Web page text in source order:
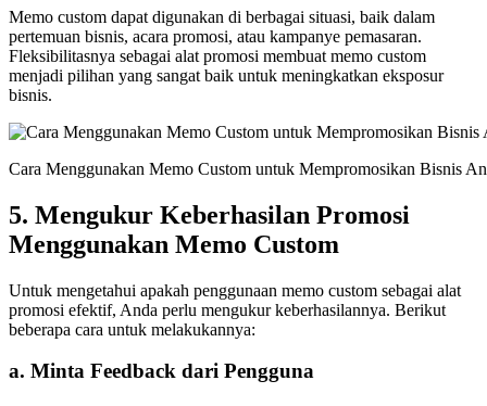
Memo custom dapat digunakan di berbagai situasi, baik dalam
pertemuan bisnis, acara promosi, atau kampanye pemasaran.
Fleksibilitasnya sebagai alat promosi membuat memo custom
menjadi pilihan yang sangat baik untuk meningkatkan eksposur
bisnis.
Cara Menggunakan Memo Custom untuk Mempromosikan Bisnis
5. Mengukur Keberhasilan Promosi
Menggunakan Memo Custom
Untuk mengetahui apakah penggunaan memo custom sebagai alat
promosi efektif, Anda perlu mengukur keberhasilannya. Berikut
beberapa cara untuk melakukannya:
a. Minta Feedback dari Pengguna